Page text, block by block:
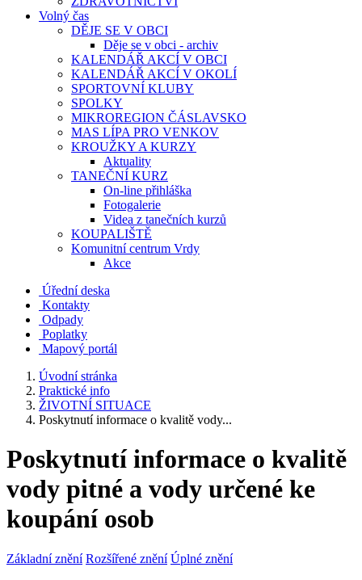
Volný čas
DĚJE SE V OBCI
Děje se v obci - archiv
KALENDÁŘ AKCÍ V OBCI
KALENDÁŘ AKCÍ V OKOLÍ
SPORTOVNÍ KLUBY
SPOLKY
MIKROREGION ČÁSLAVSKO
MAS LÍPA PRO VENKOV
KROUŽKY A KURZY
Aktuality
TANEČNÍ KURZ
On-line přihláška
Fotogalerie
Videa z tanečních kurzů
KOUPALIŠTĚ
Komunitní centrum Vrdy
Akce
Úřední deska
Kontakty
Odpady
Poplatky
Mapový portál
Úvodní stránka
Praktické info
ŽIVOTNÍ SITUACE
Poskytnutí informace o kvalitě vody...
Poskytnutí informace o kvalitě
vody pitné a vody určené ke
koupání osob
Základní znění Rozšířené znění Úplné znění